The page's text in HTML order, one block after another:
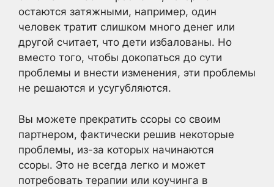
остаются затяжными, например, один
человек тратит слишком много денег или
другой считает, что дети избалованы. Но
вместо того, чтобы докопаться до сути
проблемы и внести изменения, эти проблемы
не решаются и усугубляются.
Вы можете прекратить ссоры со своим
партнером, фактически решив некоторые
проблемы, из-за которых начинаются
ссоры. Это не всегда легко и может
потребовать терапии или коучинга в